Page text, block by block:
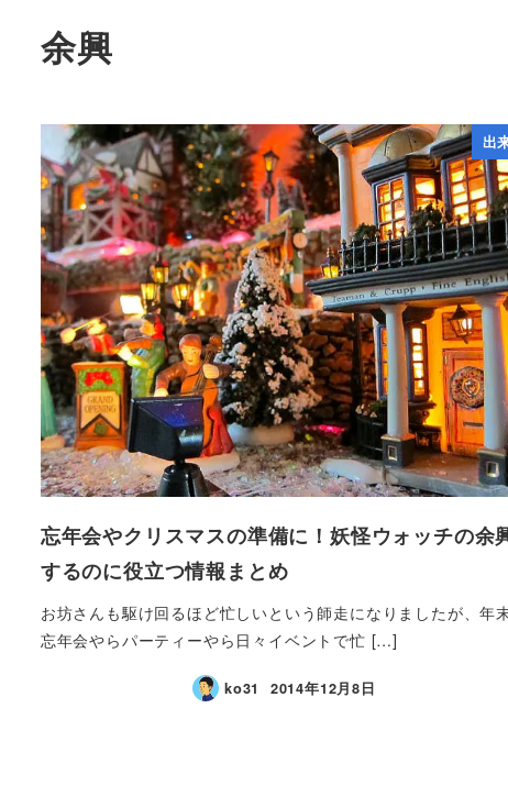
余興
出
忘年会やクリスマスの準備に！妖怪ウォッチの余
するのに役立つ情報まとめ
お坊さんも駆け回るほど忙しいという師走になりましたが、年
忘年会やらパーティーやら日々イベントで忙 […]
ko31 2014年12月8日